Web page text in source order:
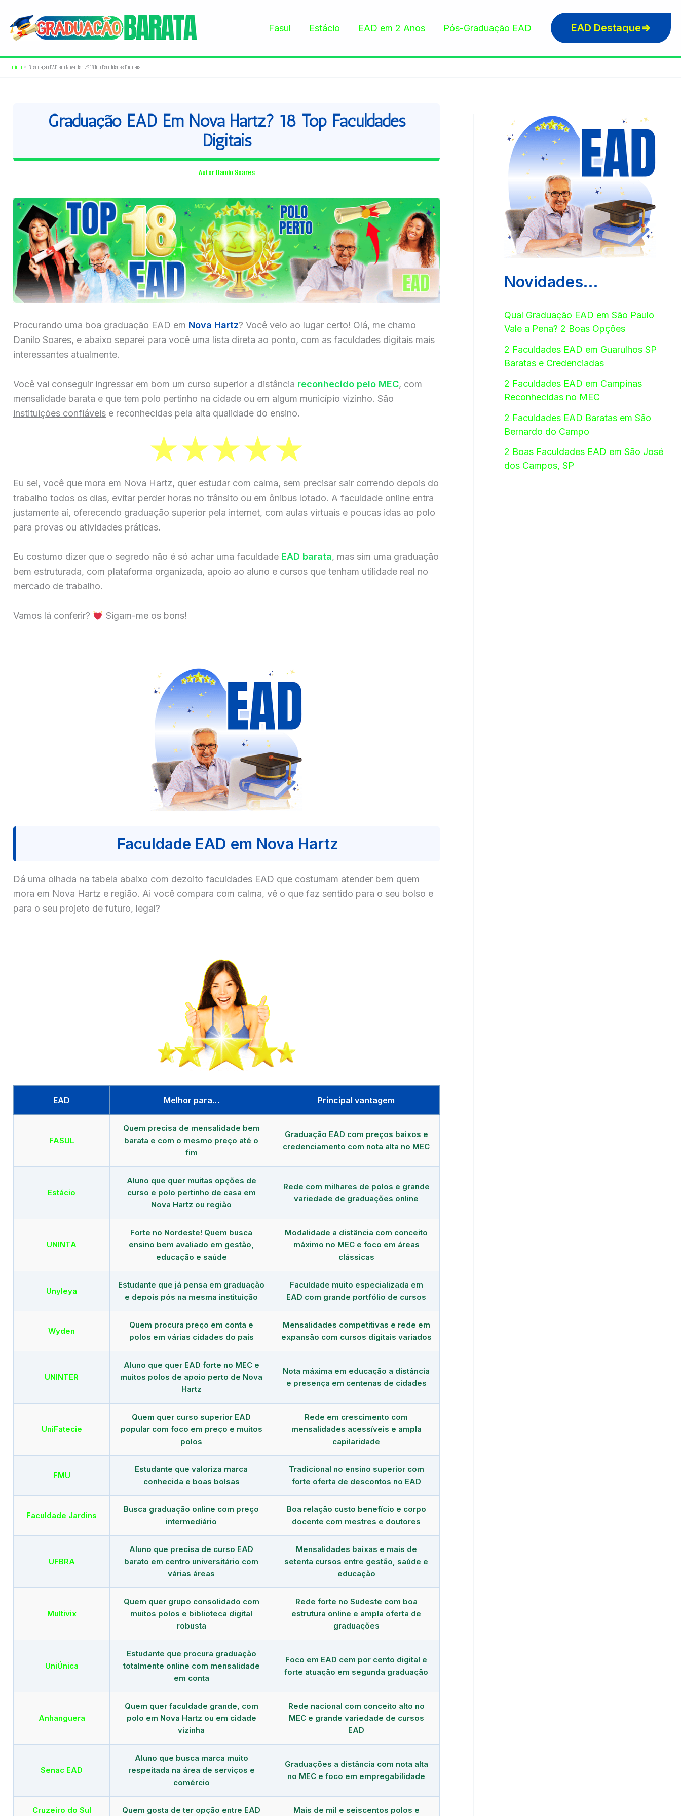
para
Fasul Estácio EAD em 2 Anos Pós-Graduação EAD EAD Destaque⇒
Início Graduação EAD em Nova Hartz? 18 Top Faculdades Digitais
Graduação EAD Em Nova Hartz? 18 Top Faculdades
Digitais
Autor Danilo Soares
Procurando uma boa graduação EAD em Nova Hartz? Você veio ao lugar certo! Olá, me chamo
Danilo Soares, e abaixo separei para você uma lista direta ao ponto, com as faculdades digitais mais
interessantes atualmente.
Você vai conseguir ingressar em bom um curso superior a distância reconhecido pelo MEC, com
mensalidade barata e que tem polo pertinho na cidade ou em algum município vizinho. São
instituições confiáveis e reconhecidas pela alta qualidade do ensino.
Eu sei, você que mora em Nova Hartz, quer estudar com calma, sem precisar sair correndo depois do
trabalho todos os dias, evitar perder horas no trânsito ou em ônibus lotado. A faculdade online entra
justamente aí, oferecendo graduação superior pela internet, com aulas virtuais e poucas idas ao polo
para provas ou atividades práticas.
Eu costumo dizer que o segredo não é só achar uma faculdade EAD barata, mas sim uma graduação
bem estruturada, com plataforma organizada, apoio ao aluno e cursos que tenham utilidade real no
mercado de trabalho.
Vamos lá conferir? Sigam-me os bons!
Faculdade EAD em Nova Hartz
Dá uma olhada na tabela abaixo com dezoito faculdades EAD que costumam atender bem quem
mora em Nova Hartz e região. Ai você compara com calma, vê o que faz sentido para o seu bolso e
para o seu projeto de futuro, legal?
EAD Melhor para… Principal vantagem
FASUL
Quem precisa de mensalidade bem
barata e com o mesmo preço até o
fim
Graduação EAD com preços baixos e
credenciamento com nota alta no MEC
Estácio
Aluno que quer muitas opções de
curso e polo pertinho de casa em
Nova Hartz ou região
Rede com milhares de polos e grande
variedade de graduações online
UNINTA
Forte no Nordeste! Quem busca
ensino bem avaliado em gestão,
educação e saúde
Modalidade a distância com conceito
máximo no MEC e foco em áreas
clássicas
Unyleya
Estudante que já pensa em graduação
e depois pós na mesma instituição
Faculdade muito especializada em
EAD com grande portfólio de cursos
Wyden
Quem procura preço em conta e
polos em várias cidades do país
Mensalidades competitivas e rede em
expansão com cursos digitais variados
UNINTER
Aluno que quer EAD forte no MEC e
muitos polos de apoio perto de Nova
Hartz
Nota máxima em educação a distância
e presença em centenas de cidades
UniFatecie
Quem quer curso superior EAD
popular com foco em preço e muitos
polos
Rede em crescimento com
mensalidades acessíveis e ampla
capilaridade
FMU
Estudante que valoriza marca
conhecida e boas bolsas
Tradicional no ensino superior com
forte oferta de descontos no EAD
Faculdade Jardins
Busca graduação online com preço
intermediário
Boa relação custo benefício e corpo
docente com mestres e doutores
UFBRA
Aluno que precisa de curso EAD
barato em centro universitário com
várias áreas
Mensalidades baixas e mais de
setenta cursos entre gestão, saúde e
educação
Multivix
Quem quer grupo consolidado com
muitos polos e biblioteca digital
robusta
Rede forte no Sudeste com boa
estrutura online e ampla oferta de
graduações
UniÚnica
Estudante que procura graduação
totalmente online com mensalidade
em conta
Foco em EAD cem por cento digital e
forte atuação em segunda graduação
Anhanguera
Quem quer faculdade grande, com
polo em Nova Hartz ou em cidade
vizinha
Rede nacional com conceito alto no
MEC e grande variedade de cursos
EAD
Senac EAD
Aluno que busca marca muito
respeitada na área de serviços e
comércio
Graduações a distância com nota alta
no MEC e foco em empregabilidade
Cruzeiro do Sul Quem gosta de ter opção entre EAD Mais de mil e seiscentos polos e
Novidades…
Qual Graduação EAD em São Paulo
Vale a Pena? 2 Boas Opções
2 Faculdades EAD em Guarulhos SP
Baratas e Credenciadas
2 Faculdades EAD em Campinas
Reconhecidas no MEC
2 Faculdades EAD Baratas em São
Bernardo do Campo
2 Boas Faculdades EAD em São José
dos Campos, SP